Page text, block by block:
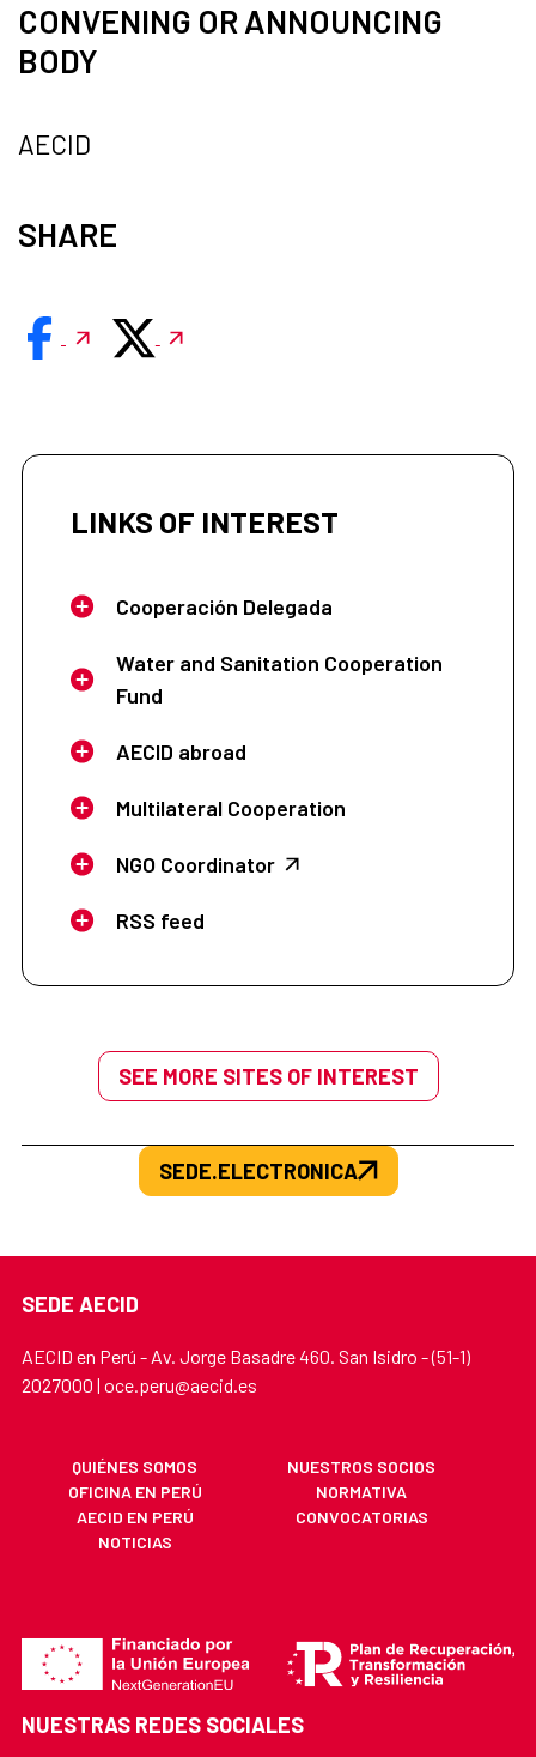
CONVENING OR ANNOUNCING
BODY
AECID
SHARE
LINKS OF INTEREST
Cooperación Delegada
Water and Sanitation Cooperation
Fund
AECID abroad
Multilateral Cooperation
NGO Coordinator
RSS feed
SEE MORE SITES OF INTEREST
SEDE.ELECTRONICA
SEDE AECID
AECID en Perú - Av. Jorge Basadre 460. San Isidro - (51-1)
2027000 | oce.peru@aecid.es
QUIÉNES SOMOS
NUESTROS SOCIOS
OFICINA EN PERÚ
NORMATIVA
AECID EN PERÚ
CONVOCATORIAS
NOTICIAS
NUESTRAS REDES SOCIALES